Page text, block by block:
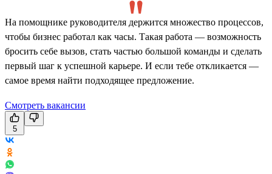
На помощнике руководителя держится множество процессов,
чтобы бизнес работал как часы. Такая работа — возможность
бросить себе вызов, стать частью большой команды и сделать
первый шаг к успешной карьере. И если тебе откликается —
самое время найти подходящее предложение.
Смотреть вакансии
5